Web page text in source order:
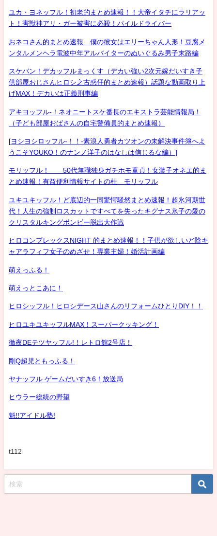
ユカ・ヨネッフル！初老的まとめ速報！！大帝イタチにラリアッ
ト！害獣神アリ・ガー被害に必殺！パイルドライバー
おネコさん的まとめ速報 僕の彼女はエリーちゃん人形！豆腐メ
ンタルメンヘラ電波中年アルバイターのぬいぐるみ男子末路編
スケバン！デカッフルまっくす（デカい強い2次元嫁だいすき子
供部屋おじさんヒロシ之古惑仔的まとめ速報）話題な動画取り上
げMAX！デカいは正義刑事編
アキヨッフル-！ネオニートスケ番長のエキストラ芸能情報局！
（子ども部屋おばさんの自宅警備員的まとめ速報）
[ヨシヨシロッフル-！！-素浪人勇者カツオンの未解決事件簿へよ
うこそYOUKO！のナンノ洋子のはなしは信じるな編）]
モリッフル！ 50代無職独身ガチホモ童貞！女装子オネエ的ま
とめ速報！有益便利情報サイトの杜 モリッフル
ユキユキッフル！ど底辺的一同驚愕騒然まとめ速報！超氷河期世
代！人生の強制ロスカットですべてを失ったキグナス氷子の愛の
クリスタルキングボンビー脱出大作戦
ヒロコンプレックスNIGHT 的まとめ速報！！子供が欲しいど陰キ
ャアラフィフ女子のめざせ！専業主婦！婚活計画編
萌えっふる！
萌えっとこあに！
ヒロシッフル！ヒロシデース山さんのリフォームひとりDIY！！
ヒロユキユキッフルMAX！スーパークッキング！
徹夜DEテツヤッフル!！レトロ館2号店！
剛Q超児ともっふる！
ヤナッフル ゲームだいすき6！放送局
ヒウラー総統の野望
魁!!アイドル塾!
t112